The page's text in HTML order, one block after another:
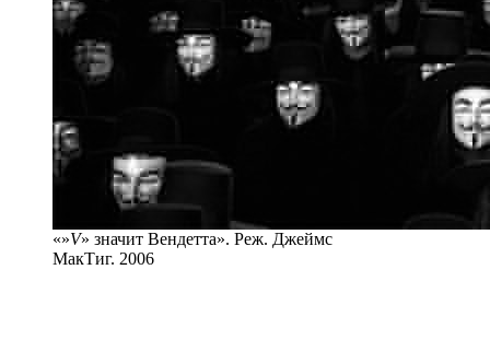
«»V» значит Вендетта». Реж. Джеймс
МакТиг. 2006